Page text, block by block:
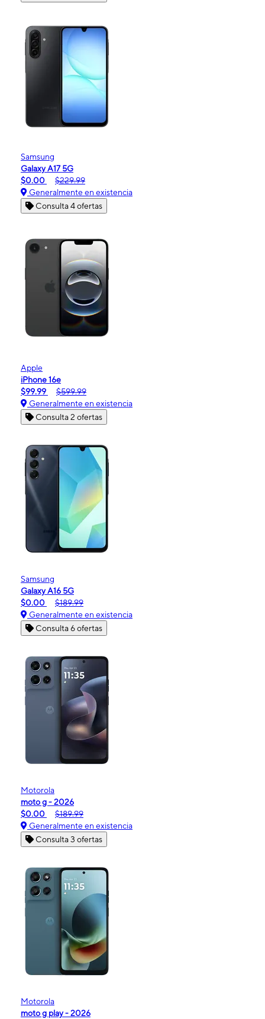
Samsung
Galaxy A17 5G
$0.00
$229.99
Generalmente en existencia
Consulta 4 ofertas
Apple
iPhone 16e
$99.99
$599.99
Generalmente en existencia
Consulta 2 ofertas
Samsung
Galaxy A16 5G
$0.00
$189.99
Generalmente en existencia
Consulta 6 ofertas
Motorola
moto g - 2026
$0.00
$189.99
Generalmente en existencia
Consulta 3 ofertas
Motorola
moto g play - 2026